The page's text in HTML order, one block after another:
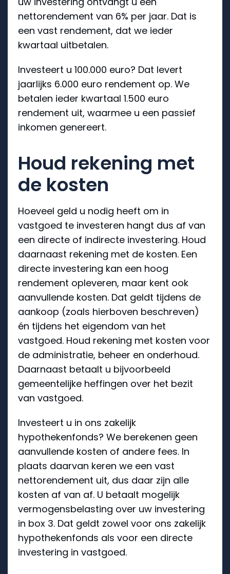
nettorendement van 6% per jaar. Dat is
een vast rendement, dat we ieder
kwartaal uitbetalen.
Investeert u 100.000 euro? Dat levert
jaarlijks 6.000 euro rendement op. We
betalen ieder kwartaal 1.500 euro
rendement uit, waarmee u een passief
inkomen genereert.
Houd rekening met
de kosten
Hoeveel geld u nodig heeft om in
vastgoed te investeren hangt dus af van
een directe of indirecte investering. Houd
daarnaast rekening met de kosten. Een
directe investering kan een hoog
rendement opleveren, maar kent ook
aanvullende kosten. Dat geldt tijdens de
aankoop (zoals hierboven beschreven)
én tijdens het eigendom van het
vastgoed. Houd rekening met kosten voor
de administratie, beheer en onderhoud.
Daarnaast betaalt u bijvoorbeeld
gemeentelijke heffingen over het bezit
van vastgoed.
Investeert u in ons zakelijk
hypothekenfonds? We berekenen geen
aanvullende kosten of andere fees. In
plaats daarvan keren we een vast
nettorendement uit, dus daar zijn alle
kosten af van af. U betaalt mogelijk
vermogensbelasting over uw investering
in box 3. Dat geldt zowel voor ons zakelijk
hypothekenfonds als voor een directe
investering in vastgoed.